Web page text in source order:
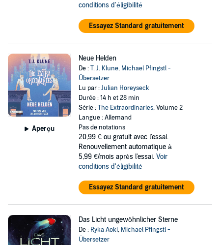
conditions d'éligibilité
Essayez Standard gratuitement
Aperçu
Neue Helden
De :T. J. Klune, Michael Pfingstl -
Übersetzer
Lu par :Julian Horeyseck
Durée : 14 h et 28 min
Série :The Extraordinaries, Volume 2
Langue : Allemand
Pas de notations
20,99 € ou gratuit avec l'essai.
Renouvellement automatique à
5,99 €/mois après l'essai. Voir
conditions d'éligibilité
Essayez Standard gratuitement
Das Licht ungewöhnlicher Sterne
De : Ryka Aoki, Michael Pfingstl -
Übersetzer